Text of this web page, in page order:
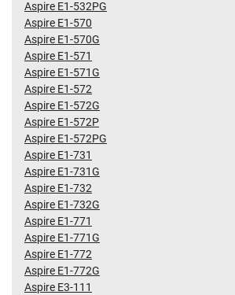
Aspire E1-532PG
Aspire E1-570
Aspire E1-570G
Aspire E1-571
Aspire E1-571G
Aspire E1-572
Aspire E1-572G
Aspire E1-572P
Aspire E1-572PG
Aspire E1-731
Aspire E1-731G
Aspire E1-732
Aspire E1-732G
Aspire E1-771
Aspire E1-771G
Aspire E1-772
Aspire E1-772G
Aspire E3-111